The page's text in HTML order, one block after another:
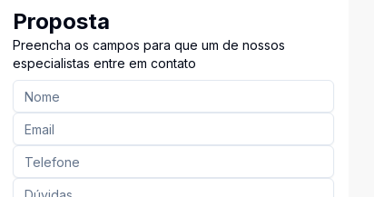
Proposta
Preencha os campos para que um de nossos
especialistas entre em contato